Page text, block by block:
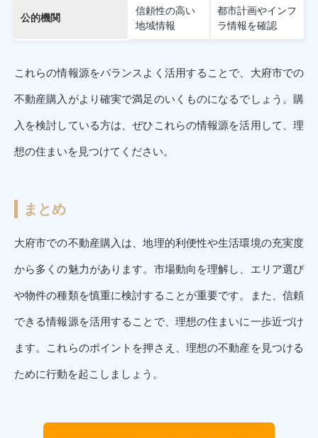
公的機関
信頼性の高い
地域情報
都市計画やインフ
ラ情報を確認
これらの情報源をバランスよく活用することで、大府市での
不動産購入がより確実で満足のいくものになるでしょう。購
入を検討している方は、ぜひこれらの情報源を活用して、理
想の住まいを見つけてください。
まとめ
大府市での不動産購入は、地理的利便性や生活環境の充実度
から多くの魅力があります。市場動向を理解し、エリア選び
や物件の種類を慎重に検討することが重要です。また、信頼
できる情報源を活用することで、理想の住まいに一歩近づけ
ます。これらのポイントを押さえ、理想の不動産を見つける
ために行動を起こしましょう。